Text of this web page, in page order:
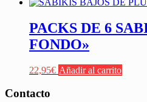
PACKS DE 6
FONDO»
22,95€ Añadir al carrito
Contacto